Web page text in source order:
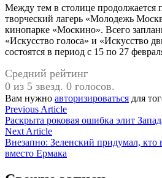
Между тем в столице продолжается
творческий лагерь «Молодежь
кинопарке «Москино». Всего
«Искусство голоса» и «Искусство
состоятся в период с 15 по 27
Средний рейтинг
0 из 5 звезд. 0 голосов.
Вам нужно авторизироваться для
Навигация
по
записям
Previous ArticlePrevious
article:
Раскрыта роковая ошибка элит
Next ArticleNext
article:
Внезапно: Зеленский придумал, кто
вместо Ермака